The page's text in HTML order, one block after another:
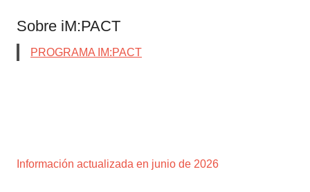
Sobre iM:PACT
PROGRAMA IM:PACT
Información actualizada en junio de 2026